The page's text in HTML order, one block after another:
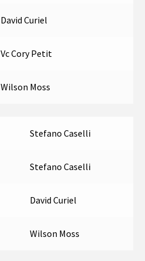
David Curiel
Vc Cory Petit
Wilson Moss
Stefano Caselli
Stefano Caselli
David Curiel
Wilson Moss